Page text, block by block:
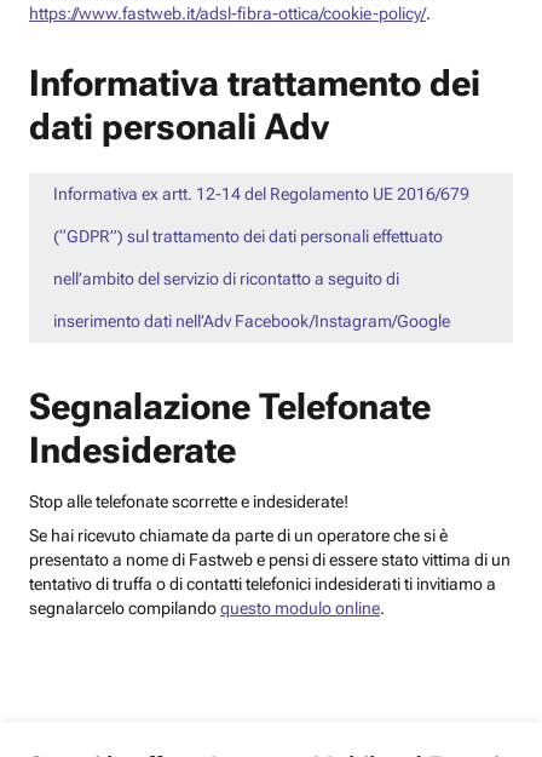
https://www.fastweb.it/adsl-fibra-ottica/cookie-policy/.
Informativa trattamento dei
dati personali Adv
Informativa ex artt. 12-14 del Regolamento UE 2016/679
(“GDPR”) sul trattamento dei dati personali effettuato
nell’ambito del servizio di ricontatto a seguito di
inserimento dati nell’Adv Facebook/Instagram/Google
Segnalazione Telefonate
Indesiderate
Stop alle telefonate scorrette e indesiderate!
Se hai ricevuto chiamate da parte di un operatore che si è
presentato a nome di Fastweb e pensi di essere stato vittima di un
tentativo di truffa o di contatti telefonici indesiderati ti invitiamo a
segnalarcelo compilandoquesto modulo online.